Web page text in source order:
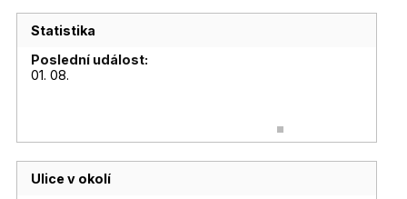
Statistika
Poslední událost:
01. 08.
Ulice v okolí